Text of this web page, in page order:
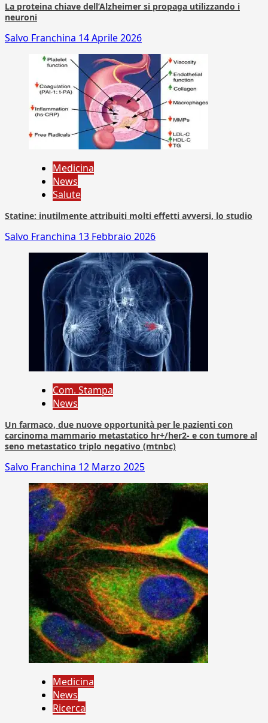
La proteina chiave dell’Alzheimer si propaga utilizzando i
neuroni
Salvo Franchina 14 Aprile 2026
Medicina
News
Salute
Statine: inutilmente attribuiti molti effetti avversi, lo studio
Salvo Franchina 13 Febbraio 2026
Com. Stampa
News
Un farmaco, due nuove opportunità per le pazienti con
carcinoma mammario metastatico hr+/her2- e con tumore al
seno metastatico triplo negativo (mtnbc)
Salvo Franchina 12 Marzo 2025
Medicina
News
Ricerca